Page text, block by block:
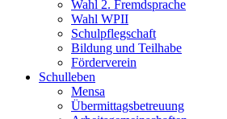
Wahl 2. Fremdsprache
Wahl WPII
Schulpflegschaft
Bildung und Teilhabe
Förderverein
Schulleben
Mensa
Übermittagsbetreuung